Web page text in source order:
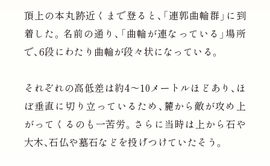
頂上の本丸跡近くまで登ると、「連郭曲輪群」に到
着した。名前の通り、「曲輪が連なっている」場所
で、6段にわたり曲輪が段々状になっている。
それぞれの高低差は約4〜10メートルほどあり、ほ
ぼ垂直に切り立っているため、麓から敵が攻め上
がってくるのも一苦労。さらに当時は上から石や
大木、石仏や墓石などを投げつけていたそう。